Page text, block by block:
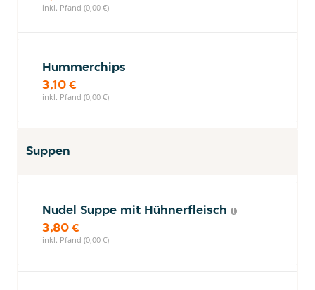
inkl. Pfand (0,00 €)
Hummerchips
3,10 €
inkl. Pfand (0,00 €)
Suppen
Nudel Suppe mit Hühnerfleisch
3,80 €
inkl. Pfand (0,00 €)